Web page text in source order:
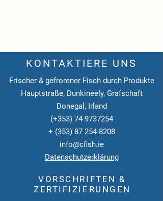
KONTAKTIERE UNS
Frischer & gefrorener Fisch durch Produkte
Hauptstraße, Dunkineely, Grafschaft
Donegal, Irland
(+353) 74 9737254
+ (353) 87 254 8208
info@cfish.ie
Datenschutzerklärung
VORSCHRIFTEN &
ZERTIFIZIERUNGEN